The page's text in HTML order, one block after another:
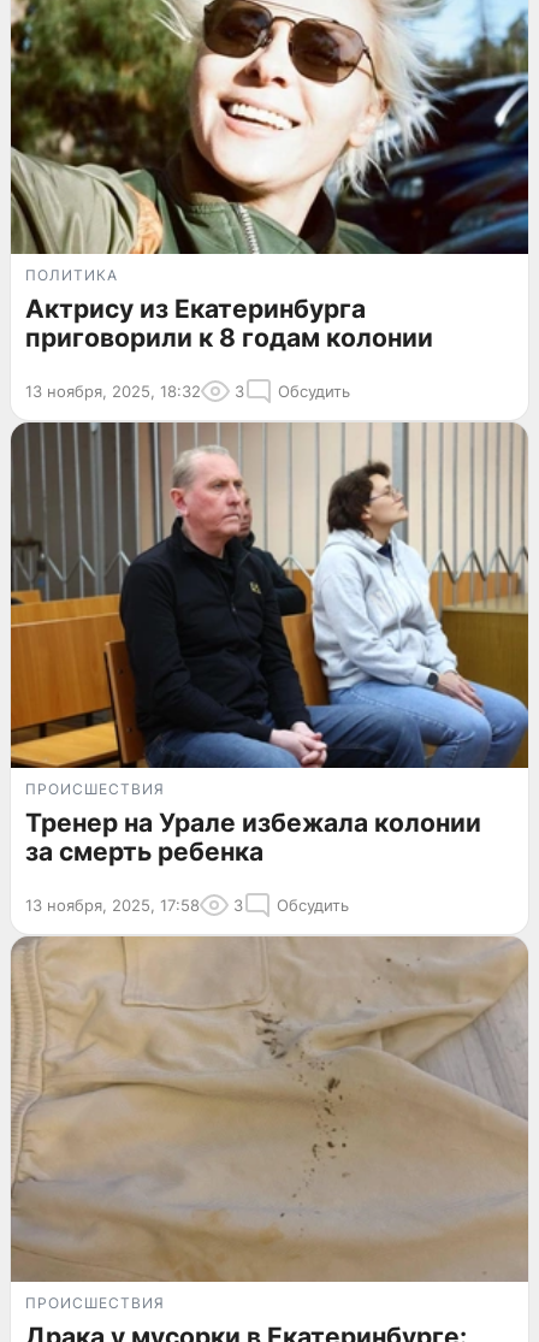
ПОЛИТИКА
Актрису из Екатеринбурга
приговорили к 8 годам колонии
13 ноября, 2025, 18:32 3 Обсудить
ПРОИСШЕСТВИЯ
Тренер на Урале избежала колонии
за смерть ребенка
13 ноября, 2025, 17:58 3 Обсудить
ПРОИСШЕСТВИЯ